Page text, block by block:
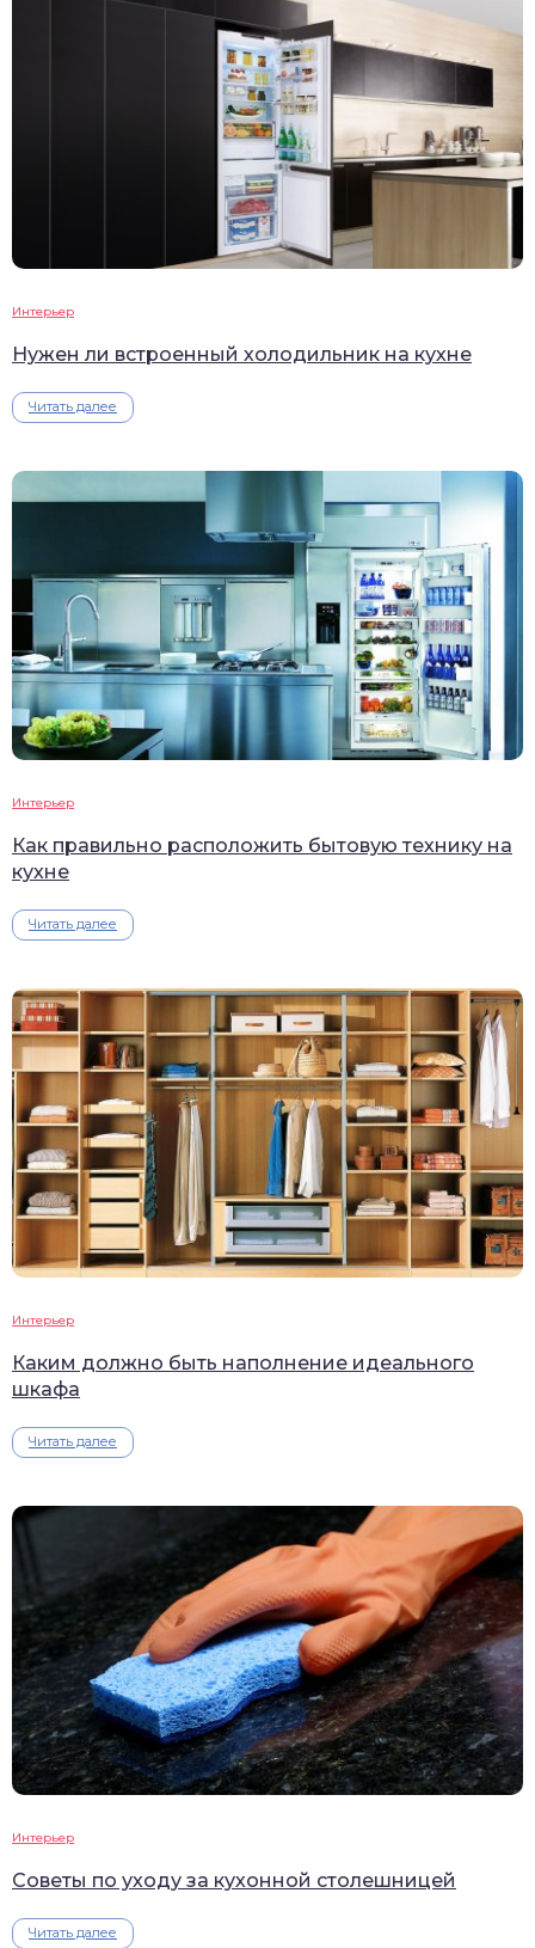
Интерьер
Нужен ли встроенный холодильник на кухне
Читать далее
Интерьер
Как правильно расположить бытовую технику на
кухне
Читать далее
Интерьер
Каким должно быть наполнение идеального
шкафа
Читать далее
Интерьер
Советы по уходу за кухонной столешницей
Читать далее